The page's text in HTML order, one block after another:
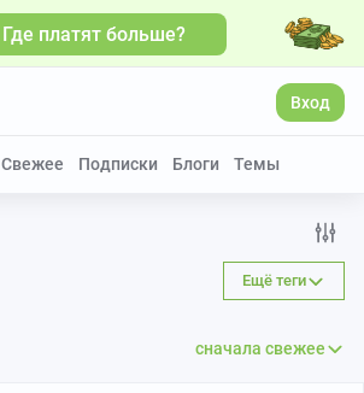
Где платят больше?
Вход
Свежее Подписки Блоги Темы
Ещё теги
сначала свежее